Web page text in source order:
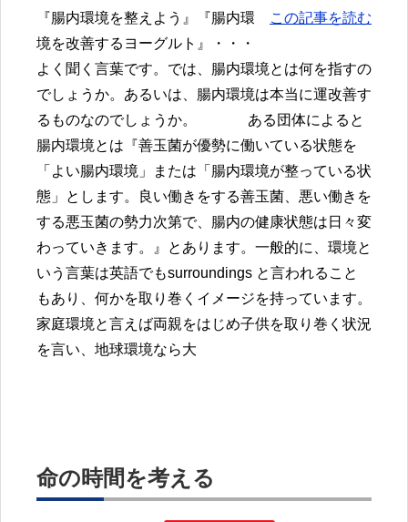
この記事を読む
『腸内環境を整えよう』『腸内環
境を改善するヨーグルト』・・・
よく聞く言葉です。では、腸内環境とは何を指すの
でしょうか。あるいは、腸内環境は本当に運改善す
るものなのでしょうか。 ある団体によると
腸内環境とは『善玉菌が優勢に働いている状態を
「よい腸内環境」または「腸内環境が整っている状
態」とします。良い働きをする善玉菌、悪い働きを
する悪玉菌の勢力次第で、腸内の健康状態は日々変
わっていきます。』とあります。一般的に、環境と
いう言葉は英語でもsurroundings と言われること
もあり、何かを取り巻くイメージを持っています。
家庭環境と言えば両親をはじめ子供を取り巻く状況
を言い、地球環境なら大
命の時間を考える